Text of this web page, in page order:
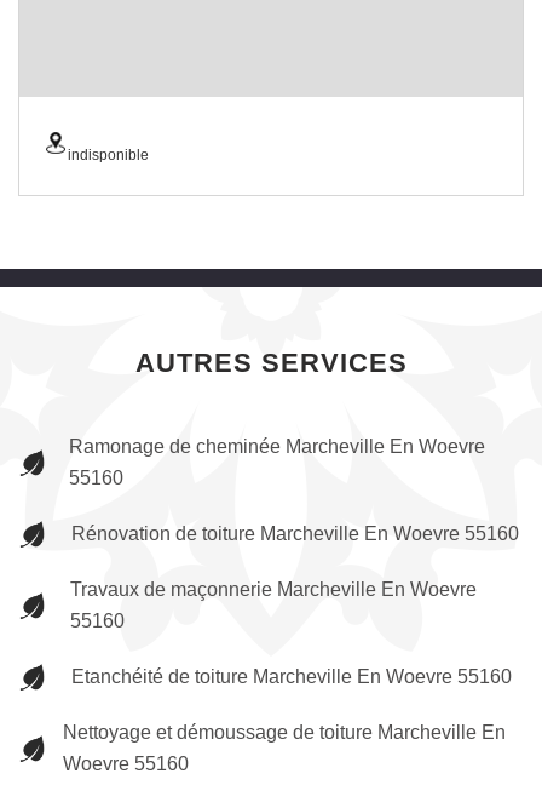
indisponible
AUTRES SERVICES
Ramonage de cheminée Marcheville En Woevre
55160
Rénovation de toiture Marcheville En Woevre 55160
Travaux de maçonnerie Marcheville En Woevre
55160
Etanchéité de toiture Marcheville En Woevre 55160
Nettoyage et démoussage de toiture Marcheville En
Woevre 55160